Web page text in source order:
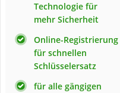
Technologie für
mehr Sicherheit
Online-Registrierung
für schnellen
Schlüsselersatz
für alle gängigen